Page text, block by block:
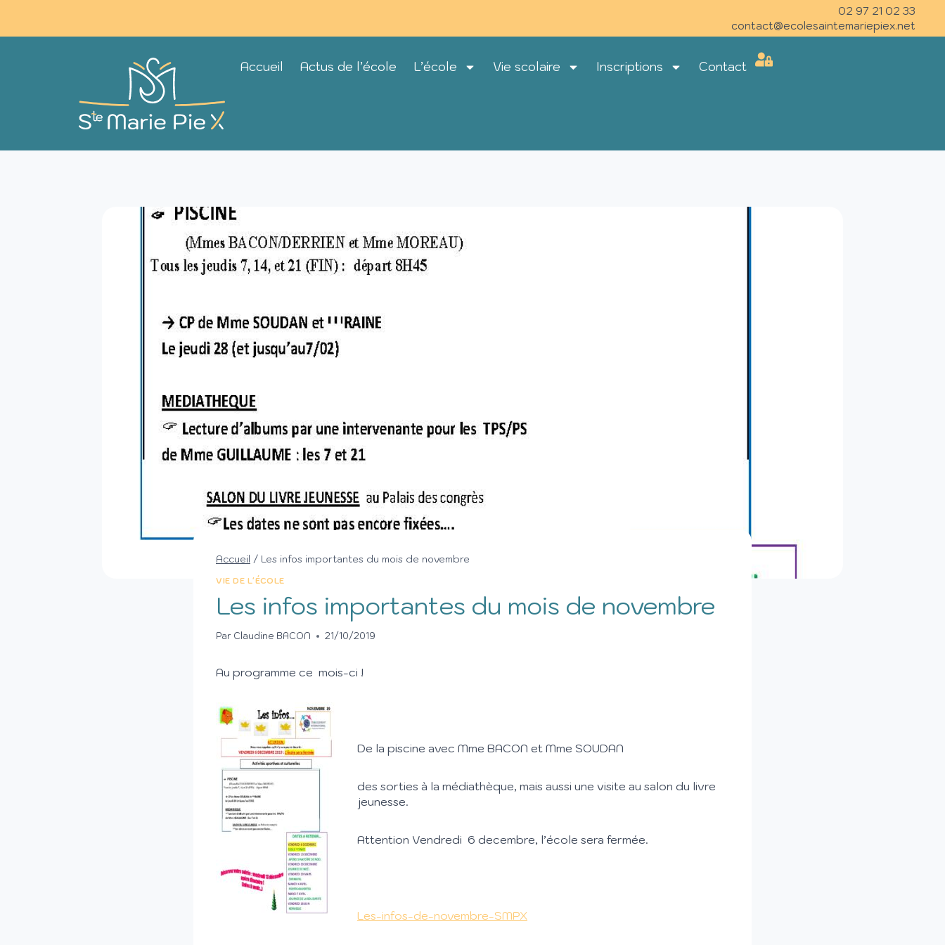
02 97 21 02 33
contact@ecolesaintemariepiex.net
Accueil Actus de l’école L’école Vie scolaire Inscriptions Contact
Accueil / Les infos importantes du mois de novembre
VIE DE L'ÉCOLE
Les infos importantes du mois de novembre
Par Claudine BACON 21/10/2019
Au programme ce mois-ci !
De la piscine avec Mme BACON et Mme SOUDAN
des sorties à la médiathèque, mais aussi une visite au salon du livre
jeunesse.
Attention Vendredi 6 decembre, l’école sera fermée.
Les-infos-de-novembre-SMPX